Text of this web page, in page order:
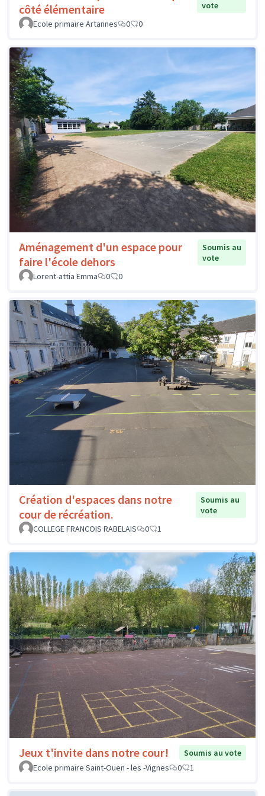
côté élémentaire
vote
Ecole primaire Artannes
0 0
Aménagement d'un espace pour
faire l'école dehors
Soumis au
vote
Lorent-attia Emma
0 0
Création d'espaces dans notre
cour de récréation.
Soumis au
vote
COLLEGE FRANCOIS RABELAIS
0 1
Jeux t'invite dans notre cour!
Soumis au vote
Ecole primaire Saint-Ouen - les -Vignes
0 1